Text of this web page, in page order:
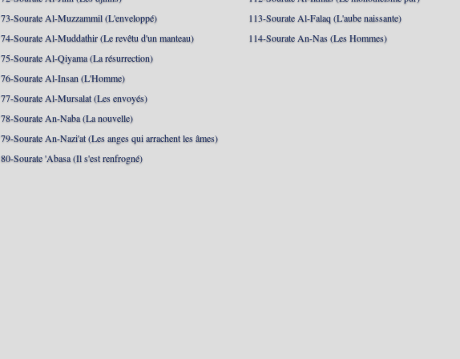
73-Sourate Al-Muzzammil (L'enveloppé)
74-Sourate Al-Muddathir (Le revêtu d'un manteau)
75-Sourate Al-Qiyama (La résurrection)
76-Sourate Al-Insan (L'Homme)
77-Sourate Al-Mursalat (Les envoyés)
78-Sourate An-Naba (La nouvelle)
79-Sourate An-Nazi'at (Les anges qui arrachent les âmes)
80-Sourate 'Abasa (Il s'est renfrogné)
113-Sourate Al-Falaq (L'aube naissante)
114-Sourate An-Nas (Les Hommes)